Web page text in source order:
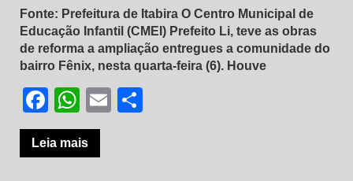
Fonte: Prefeitura de Itabira O Centro Municipal de
Educação Infantil (CMEI) Prefeito Li, teve as obras
de reforma a ampliação entregues a comunidade do
bairro Fênix, nesta quarta-feira (6). Houve
Facebook
WhatsApp
Email
Leia mais